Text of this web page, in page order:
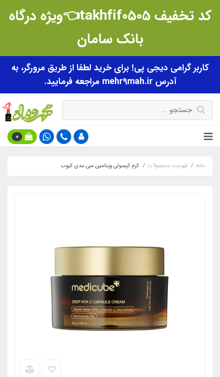
کد تخفیف takhfif0505👈ویژه درگاه
بانک سامان
کاربر گرامی دیجی پی! برای خرید لطفا از طریق مرورگر، به
آدرس mehr9mah.ir مراجعه فرمایید.
0
خانه فهرست محصولات کرم کپسولی ویتامین سی مدی کیوب